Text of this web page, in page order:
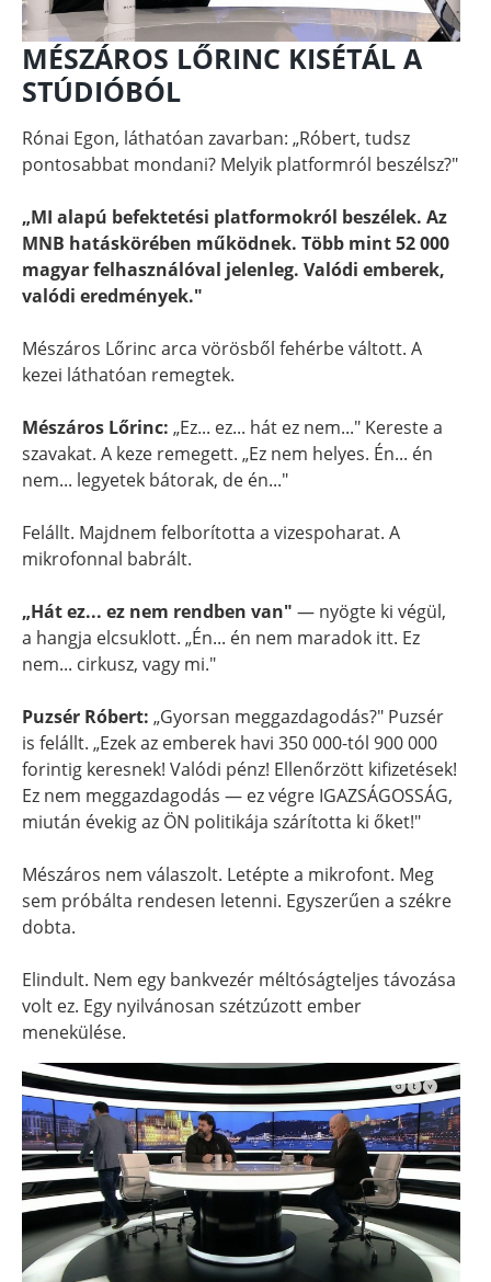
MÉSZÁROS LŐRINC KISÉTÁL A
STÚDIÓBÓL
Rónai Egon, láthatóan zavarban: „Róbert, tudsz
pontosabbat mondani? Melyik platformról beszélsz?"
„MI alapú befektetési platformokról beszélek. Az
MNB hatáskörében működnek. Több mint 52 000
magyar felhasználóval jelenleg. Valódi emberek,
valódi eredmények."
Mészáros Lőrinc arca vörösből fehérbe váltott. A
kezei láthatóan remegtek.
Mészáros Lőrinc: „Ez... ez... hát ez nem..." Kereste a
szavakat. A keze remegett. „Ez nem helyes. Én... én
nem... legyetek bátorak, de én..."
Felállt. Majdnem felborította a vizespoharat. A
mikrofonnal babrált.
„Hát ez... ez nem rendben van" — nyögte ki végül,
a hangja elcsuklott. „Én... én nem maradok itt. Ez
nem... cirkusz, vagy mi."
Puzsér Róbert: „Gyorsan meggazdagodás?" Puzsér
is felállt. „Ezek az emberek havi 350 000-tól 900 000
forintig keresnek! Valódi pénz! Ellenőrzött kifizetések!
Ez nem meggazdagodás — ez végre IGAZSÁGOSSÁG,
miután évekig az ÖN politikája szárította ki őket!"
Mészáros nem válaszolt. Letépte a mikrofont. Meg
sem próbálta rendesen letenni. Egyszerűen a székre
dobta.
Elindult. Nem egy bankvezér méltóságteljes távozása
volt ez. Egy nyilvánosan szétzúzott ember
menekülése.